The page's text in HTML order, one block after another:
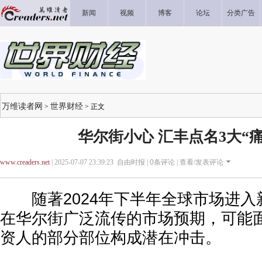
新闻 视频 博客 论坛 分类广告
万维读者网 > 世界财经 > 正文
华尔街小心 汇丰点名3大“
www.creaders.net| 2025-07-07 23:39:23 自由时报 | 0条评论 | 查看/发表评论
随著2024年下半年全球市场进入
在华尔街广泛流传的市场预期，可能
资人的部分部位构成潜在冲击。